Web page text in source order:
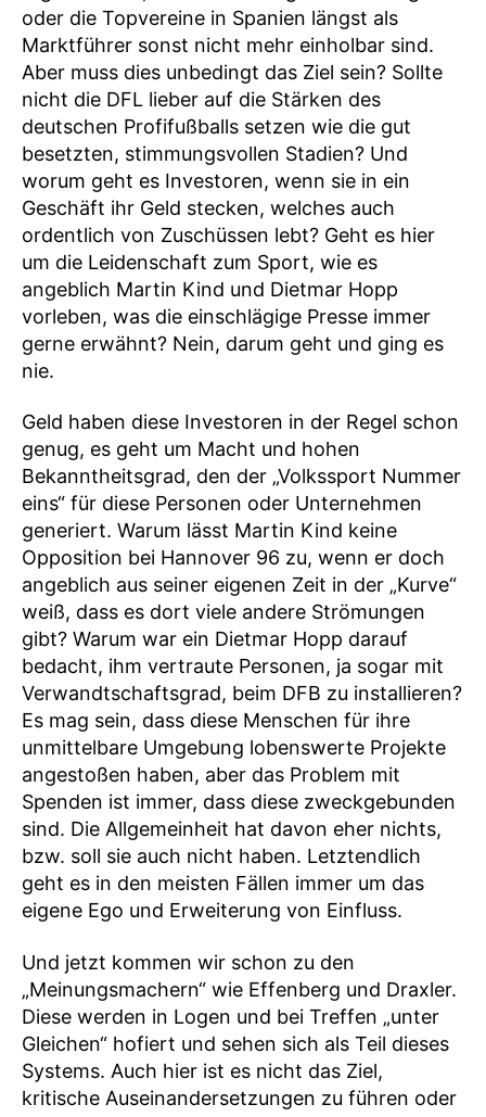
oder die Topvereine in Spanien längst als
Marktführer sonst nicht mehr einholbar sind.
Aber muss dies unbedingt das Ziel sein? Sollte
nicht die DFL lieber auf die Stärken des
deutschen Profifußballs setzen wie die gut
besetzten, stimmungsvollen Stadien? Und
worum geht es Investoren, wenn sie in ein
Geschäft ihr Geld stecken, welches auch
ordentlich von Zuschüssen lebt? Geht es hier
um die Leidenschaft zum Sport, wie es
angeblich Martin Kind und Dietmar Hopp
vorleben, was die einschlägige Presse immer
gerne erwähnt? Nein, darum geht und ging es
nie.
Geld haben diese Investoren in der Regel schon
genug, es geht um Macht und hohen
Bekanntheitsgrad, den der „Volkssport Nummer
eins“ für diese Personen oder Unternehmen
generiert. Warum lässt Martin Kind keine
Opposition bei Hannover 96 zu, wenn er doch
angeblich aus seiner eigenen Zeit in der „Kurve“
weiß, dass es dort viele andere Strömungen
gibt? Warum war ein Dietmar Hopp darauf
bedacht, ihm vertraute Personen, ja sogar mit
Verwandtschaftsgrad, beim DFB zu installieren?
Es mag sein, dass diese Menschen für ihre
unmittelbare Umgebung lobenswerte Projekte
angestoßen haben, aber das Problem mit
Spenden ist immer, dass diese zweckgebunden
sind. Die Allgemeinheit hat davon eher nichts,
bzw. soll sie auch nicht haben. Letztendlich
geht es in den meisten Fällen immer um das
eigene Ego und Erweiterung von Einfluss.
Und jetzt kommen wir schon zu den
„Meinungsmachern“ wie Effenberg und Draxler.
Diese werden in Logen und bei Treffen „unter
Gleichen“ hofiert und sehen sich als Teil dieses
Systems. Auch hier ist es nicht das Ziel,
kritische Auseinandersetzungen zu führen oder